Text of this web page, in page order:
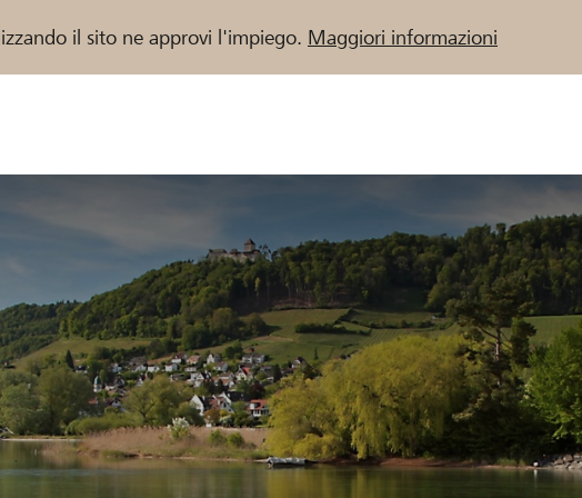
il sito ne approvi l'impiego. Maggiori informazioni